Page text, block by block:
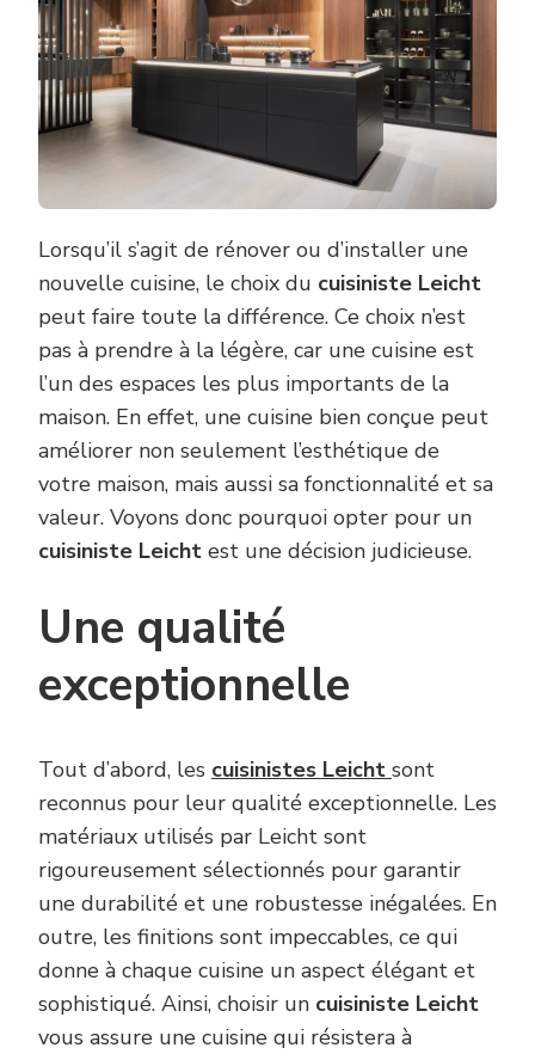
Lorsqu’il s’agit de rénover ou d’installer une
nouvelle cuisine, le choix du cuisiniste Leicht
peut faire toute la différence. Ce choix n’est
pas à prendre à la légère, car une cuisine est
l’un des espaces les plus importants de la
maison. En effet, une cuisine bien conçue peut
améliorer non seulement l’esthétique de
votre maison, mais aussi sa fonctionnalité et sa
valeur. Voyons donc pourquoi opter pour un
cuisiniste Leicht est une décision judicieuse.
Une qualité
exceptionnelle
Tout d’abord, les cuisinistes Leicht sont
reconnus pour leur qualité exceptionnelle. Les
matériaux utilisés par Leicht sont
rigoureusement sélectionnés pour garantir
une durabilité et une robustesse inégalées. En
outre, les finitions sont impeccables, ce qui
donne à chaque cuisine un aspect élégant et
sophistiqué. Ainsi, choisir un cuisiniste Leicht
vous assure une cuisine qui résistera à